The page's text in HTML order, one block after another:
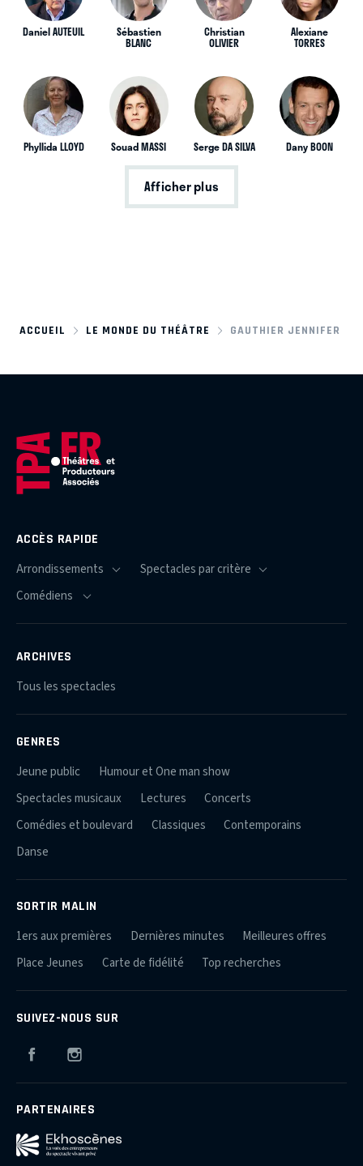
Daniel AUTEUIL Sébastien
BLANC
Christian
OLIVIER
Alexiane
TORRES
Phyllida LLOYD Souad MASSI Serge DA SILVA Dany BOON
Afficher plus
ACCUEIL LE MONDE DU THÉÂTRE GAUTHIER JENNIFER
ACCÈS RAPIDE
ARCHIVES
Tous les spectacles
GENRES
Jeune public
Humour et One man show
Spectacles musicaux
Lectures
Concerts
Comédies et boulevard
Classiques
Contemporains
Danse
SORTIR MALIN
1ers aux premières Dernières minutes
Meilleures offres
Place Jeunes
Carte de fidélité Top recherches
SUIVEZ-NOUS SUR
Facebook
PARTENAIRES